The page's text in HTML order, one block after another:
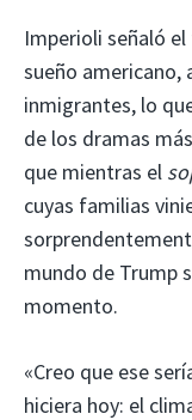
Imperioli señaló
sueño americano,
inmigrantes, lo
de los dramas
que mientras el
cuyas familias
mundo de Trump
momento.
«Creo que ese
hiciera hoy: el